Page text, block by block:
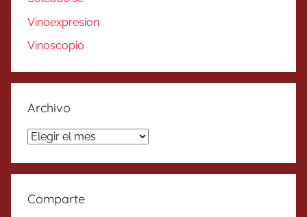
Vinoexpresion
Vinoscopio
Archivo
Archivo
Comparte